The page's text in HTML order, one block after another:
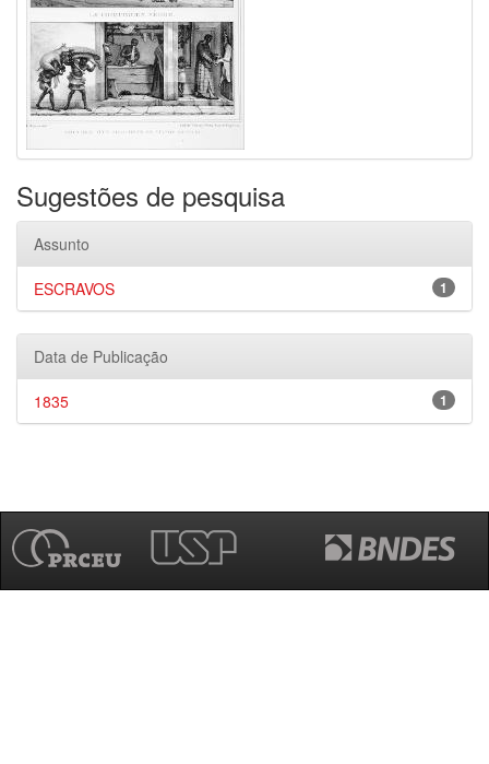
Sugestões de pesquisa
Assunto
1
ESCRAVOS
Data de Publicação
1
1835